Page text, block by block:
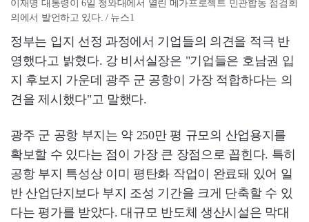
이재명 대통령이 6일 청와대에서 열린 메가프로젝트 민관합동 점검회
의에서 발언하고 있다. / 뉴스1
정부는 입지 선정 과정에서 기업들의 의견을 적극 반
영했다고 밝혔다. 강 비서실장은 "기업들은 호남권 입
지 후보지 가운데 광주 군 공항이 가장 적합하다는 의
견을 제시했다"고 말했다.
광주 군 공항 부지는 약 250만 평 규모의 산업용지를
확보할 수 있다는 점이 가장 큰 장점으로 꼽힌다. 특히
공항 부지 특성상 이미 평탄화 작업이 완료돼 있어 일
반 산업단지보다 부지 조성 기간을 크게 단축할 수 있
다는 평가를 받았다. 대규모 반도체 생산시설은 막대